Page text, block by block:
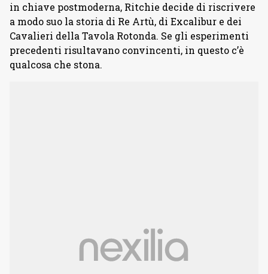
in chiave postmoderna, Ritchie decide di riscrivere
a modo suo la storia di Re Artù, di Excalibur e dei
Cavalieri della Tavola Rotonda. Se gli esperimenti
precedenti risultavano convincenti, in questo c’è
qualcosa che stona.